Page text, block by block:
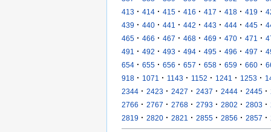
413 · 414 · 415 · 416 · 417 · 418 · 419 ·
439 · 440 · 441 · 442 · 443 · 444 · 445 ·
465 · 466 · 467 · 468 · 469 · 470 · 471 ·
491
· 492 · 493 · 494 · 495 · 496 · 497 ·
654 · 655 · 656 · 657 · 658 · 659 · 660 ·
918 · 1071 · 1143 · 1152 · 1241 · 1253 ·
2344 · 2423 · 2427 · 2437 · 2444 · 2445 ·
2766 · 2767 · 2768 · 2793 · 2802 · 2803 ·
2819 · 2820 · 2821 · 2855 · 2856 · 2857 ·